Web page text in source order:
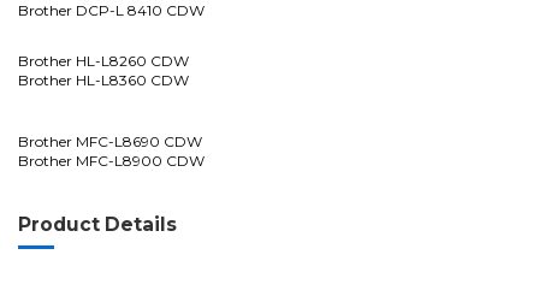
Brother DCP-L 8410 CDW
Brother HL-L8260 CDW
Brother HL-L8360 CDW
Brother MFC-L8690 CDW
Brother MFC-L8900 CDW
Product Details